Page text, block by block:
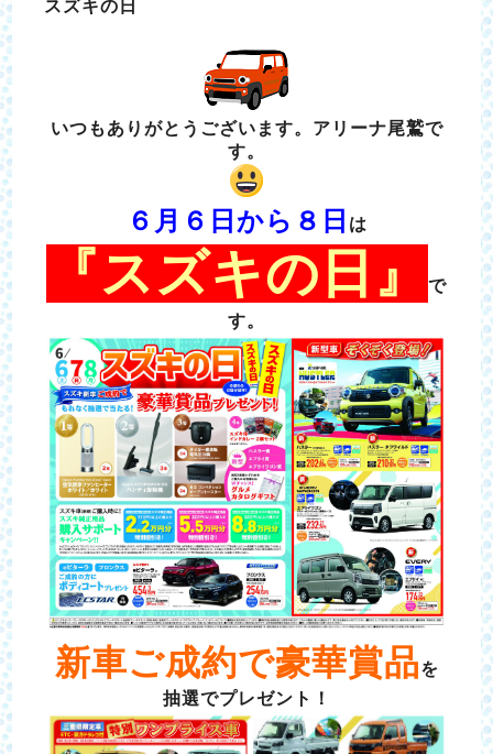
スズキの日
いつもありがとうございます。アリーナ尾鷲で
す。
６月６日から８日 は
『スズキの日』
で
す。
新車ご成約で豪華賞品を
抽選でプレゼント！